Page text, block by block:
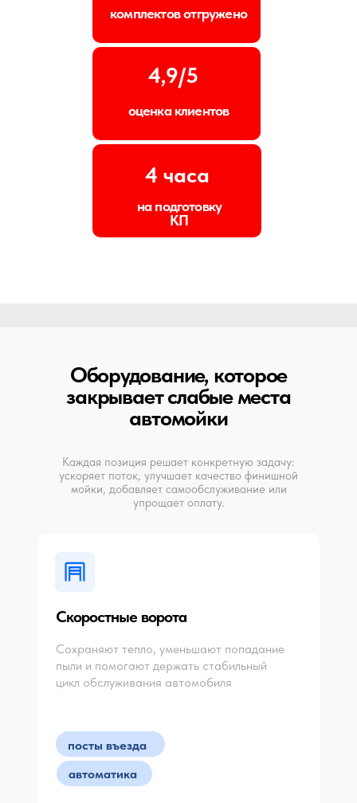
комплектов отгружено
на подготовку
КП
4 часа
оценка клиентов
4,9/5
Каждая позиция решает конкретную задачу:
ускоряет поток, улучшает качество финишной
мойки, добавляет самообслуживание или
упрощает оплату.
Оборудование, которое
закрывает слабые места
автомойки
Скоростные ворота
Сохраняют тепло, уменьшают попадание
пыли и помогают держать стабильный
цикл обслуживания автомобиля
автоматика
посты въезда